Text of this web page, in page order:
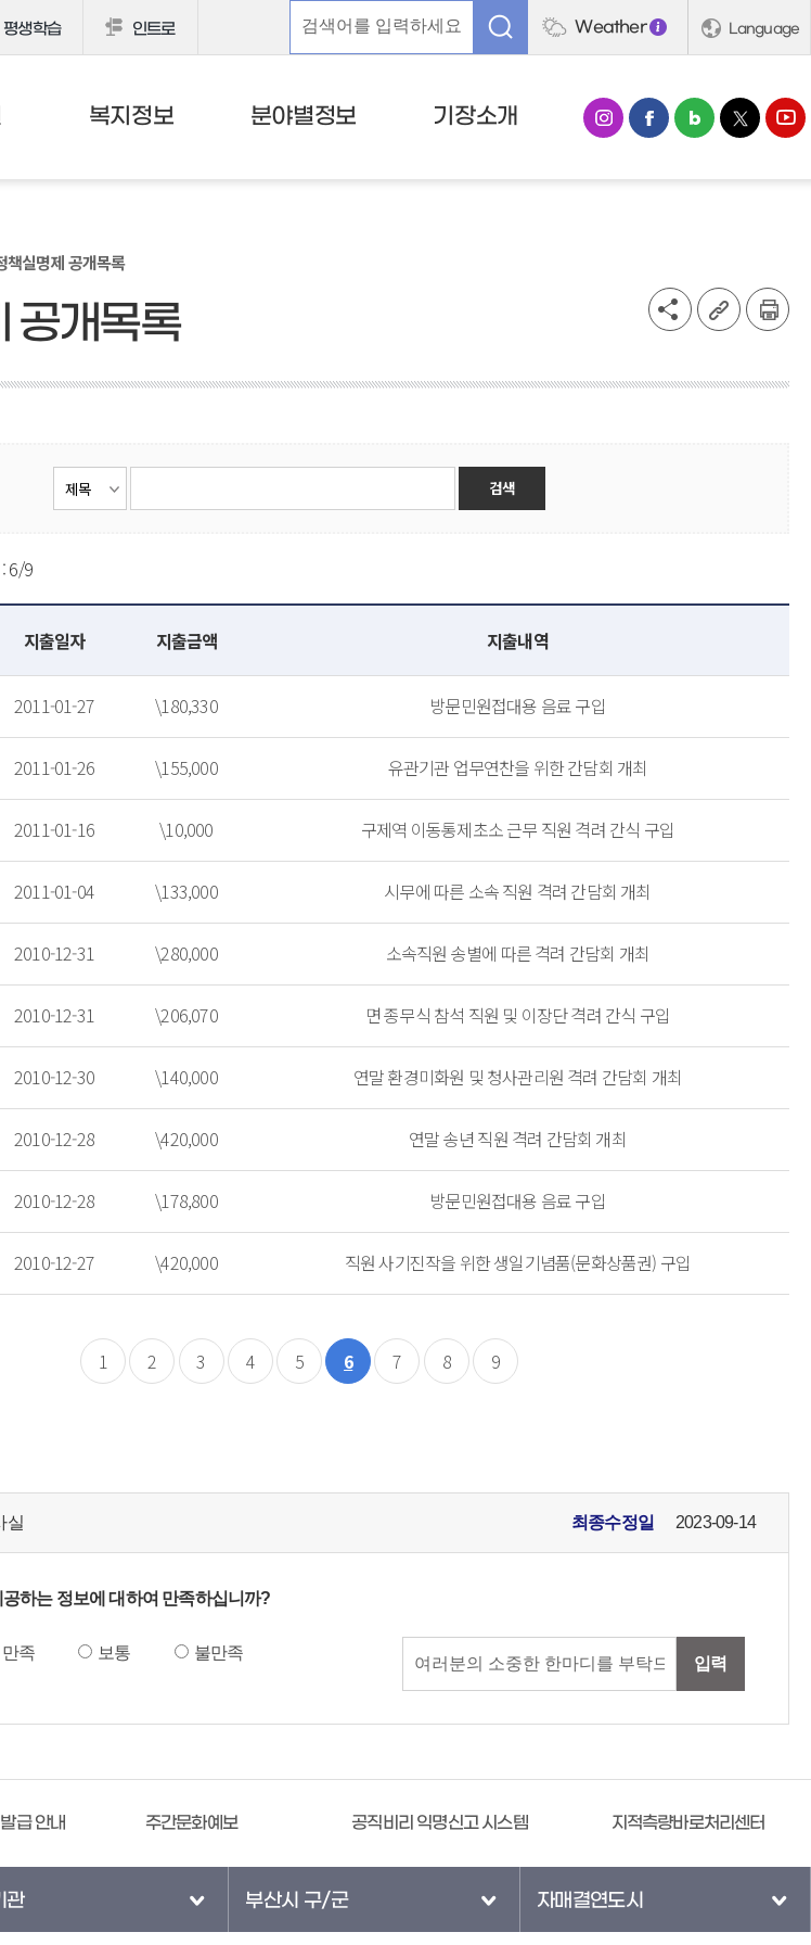
평생학습 인트로 Weather Language
복지정보 분야별정보 기장소개
책실명제 공개목록
공개목록
6/9
지출일자 지출금액 지출내역
2011-01-27 \180,330 방문민원접대용 음료 구입
2011-01-26 \155,000 유관기관 업무연찬을 위한 간담회 개최
2011-01-16 \10,000 구제역 이동통제초소 근무 직원 격려 간식 구입
2011-01-04 \133,000 시무에 따른 소속 직원 격려 간담회 개최
2010-12-31 \280,000 소속직원 송별에 따른 격려 간담회 개최
2010-12-31 \206,070 면 종무식 참석 직원 및 이장단 격려 간식 구입
2010-12-30 \140,000 연말 환경미화원 및 청사관리원 격려 간담회 개최
2010-12-28 \420,000 연말 송년 직원 격려 간담회 개최
2010-12-28 \178,800 방문민원접대용 음료 구입
2010-12-27 \420,000 직원 사기진작을 위한 생일기념품(문화상품권) 구입
1 2 3 4 5 6 7 8 9
실 최종수정일 2023-09-14
하는 정보에 대하여 만족하십니까?
만족 보통
불만족
입력
급 안내 주간문화예보 공직비리 익명신고 시스템 지적측량바로처리센터
관 부산시 구/군 자매결연도시